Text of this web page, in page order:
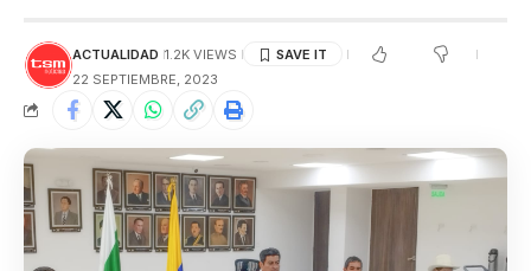
ACTUALIDAD 1.2K VIEWS
22 SEPTIEMBRE, 2023